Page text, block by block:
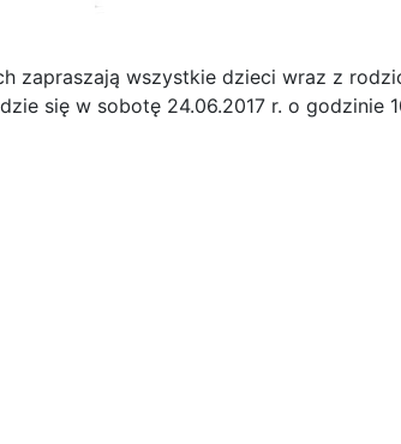
zapraszają wszystkie dzieci wraz z
się w sobotę 24.06.2017 r. o godzinie